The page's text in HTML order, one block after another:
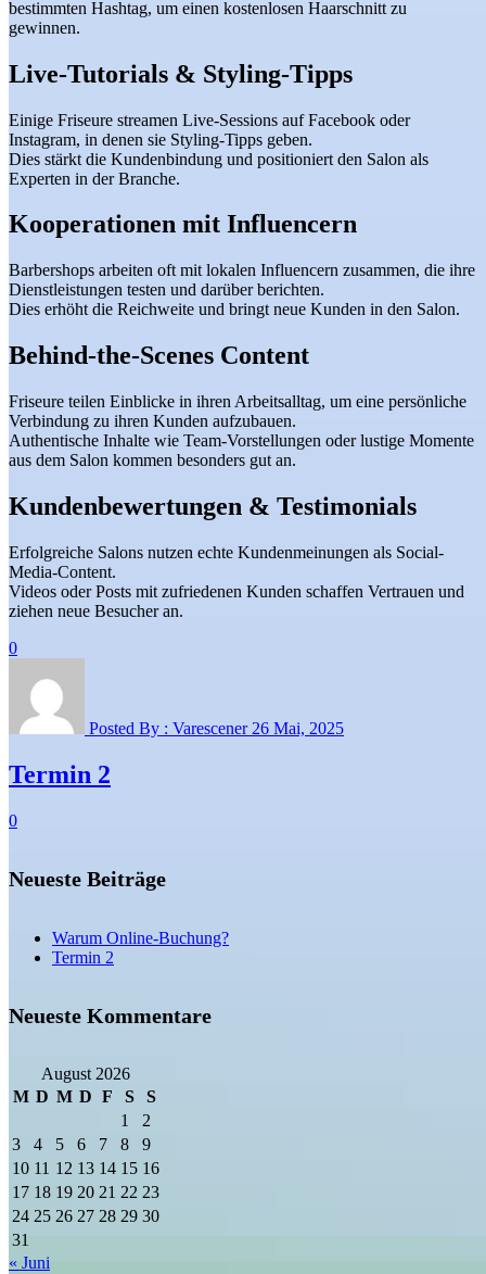
bestimmten Hashtag, um einen kostenlosen Haarschnitt zu
gewinnen.
Live-Tutorials & Styling-Tipps
Einige Friseure streamen Live-Sessions auf Facebook oder
Instagram, in denen sie Styling-Tipps geben.
Dies stärkt die Kundenbindung und positioniert den Salon als
Experten in der Branche.
Kooperationen mit Influencern
Barbershops arbeiten oft mit lokalen Influencern zusammen, die ihre
Dienstleistungen testen und darüber berichten.
Dies erhöht die Reichweite und bringt neue Kunden in den Salon.
Behind-the-Scenes Content
Friseure teilen Einblicke in ihren Arbeitsalltag, um eine persönliche
Verbindung zu ihren Kunden aufzubauen.
Authentische Inhalte wie Team-Vorstellungen oder lustige Momente
aus dem Salon kommen besonders gut an.
Kundenbewertungen & Testimonials
Erfolgreiche Salons nutzen echte Kundenmeinungen als Social-
Media-Content.
Videos oder Posts mit zufriedenen Kunden schaffen Vertrauen und
ziehen neue Besucher an.
0
Posted By : Varescener 26 Mai, 2025
Termin 2
0
Neueste Beiträge
Warum Online-Buchung?
Termin 2
Neueste Kommentare
August 2026
M D M D F S
S
1
2
3
4 5 6 7 8
9
10 11 12 13 14 15 16
17 18 19 20 21 22 23
24 25 26 27 28 29 30
31
« Juni